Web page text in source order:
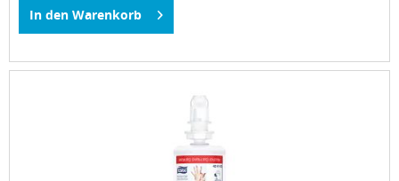
In den Warenkorb